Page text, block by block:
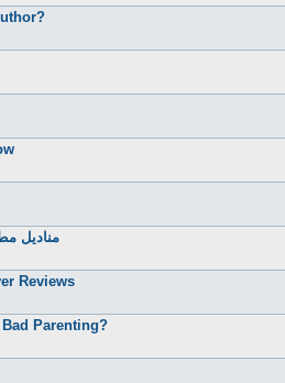
مناديل
Reviews
Parenting?